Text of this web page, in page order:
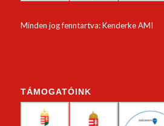
Minden jog fenntartva: Kenderke AMI
TÁMOGATÓINK